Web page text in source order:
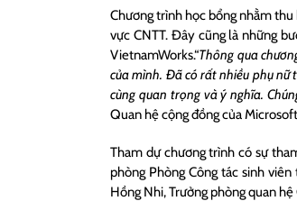
Chương trình học bổng nhằm
vực CNTT. Đây cũng là những
VietnamWorks.“Thông qua
của mình. Đã có rất nhiều phụ nữ
cùng quan trọng và ý nghĩa.
Quan hệ cộng đồng của
Tham dự chương trình có sự
phòng Phòng Công tác sinh
Hồng Nhi, Trưởng phòng quan